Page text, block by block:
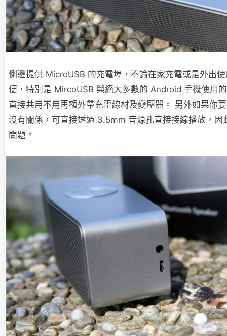
側邊提供 MicroUSB 的充電埠，不論在家充電或是外出
便，特別是 MircoUSB 與絕大多數的 Android 手機使用
直接共用不用再額外帶充電線材及變壓器。 另外如果你
沒有關係，可直接透過 3.5mm 音源孔直接接線播放，因
問題。